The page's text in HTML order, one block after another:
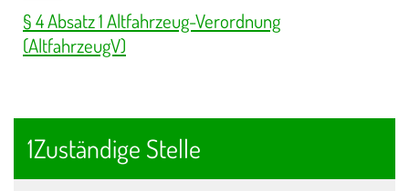
§ 4 Absatz 1 Altfahrzeug-Verordnung
(AltfahrzeugV)
1Zuständige Stelle